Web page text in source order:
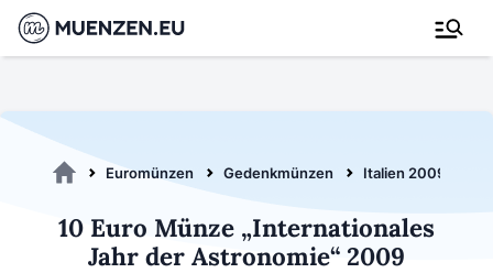
Euromünzen Gedenkmünzen Italien 2009
10 Euro Münze „Internationales
Jahr der Astronomie“ 2009